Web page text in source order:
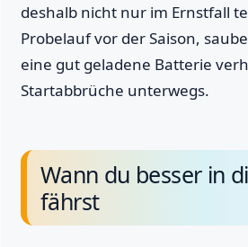
deshalb nicht nur im Ernstfall
Probelauf vor der Saison,
eine gut geladene Batterie
Startabbrüche unterwegs.
Wann du besser in
fährst